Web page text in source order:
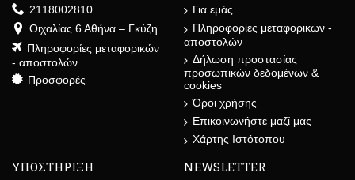
2118002810
Οιχαλίας 6 Αθήνα – Γκύζη
Πληροφορίες μεταφορικών
- αποστολών
Προσφορές
Για εμάς
Πληροφορίες μεταφορικών -
αποστολών
Δήλωση προστασίας
προσωπικών δεδομένων &
cookies
Όροι χρήσης
Επικοινωνήστε μαζί μας
Χάρτης Ιστότοπου
ΥΠΟΣΤΗΡΙΞΗ NEWSLETTER